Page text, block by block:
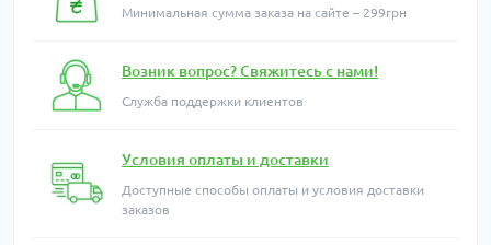
Минимальная сумма заказа на сайте – 299грн
Возник вопрос? Свяжитесь с нами!
Служба поддержки клиентов
Условия оплаты и доставки
Доступные способы оплаты и условия доставки
заказов